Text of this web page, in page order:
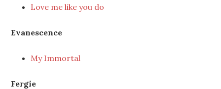
Love me like you do
Evanescence
My Immortal
Fergie